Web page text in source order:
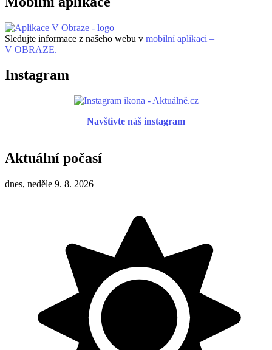
Sledujte informace z našeho webu v mobilní aplikaci –
V OBRAZE.
Instagram
Navštivte náš instagram
Aktuální počasí
dnes, neděle 9. 8. 2026